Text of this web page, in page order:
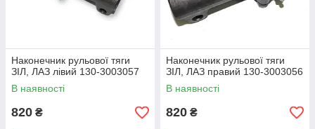
Наконечник рульової тяги
ЗІЛ, ЛАЗ лівий 130-3003057
В наявності
820 ₴
Наконечник рульової тяги
ЗІЛ, ЛАЗ правий 130-3003056
В наявності
820 ₴